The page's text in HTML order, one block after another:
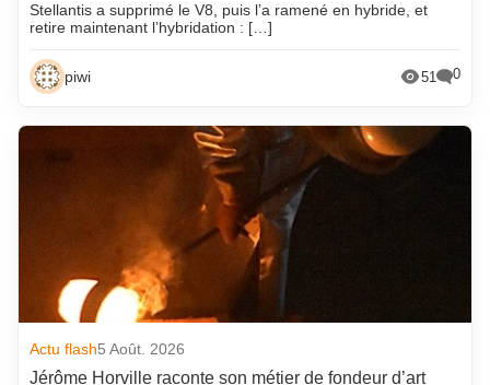
Stellantis a supprimé le V8, puis l’a ramené en hybride, et
retire maintenant l’hybridation : […]
piwi 51 0
Actu flash5 Août. 2026
Jérôme Horville raconte son métier de fondeur d’art